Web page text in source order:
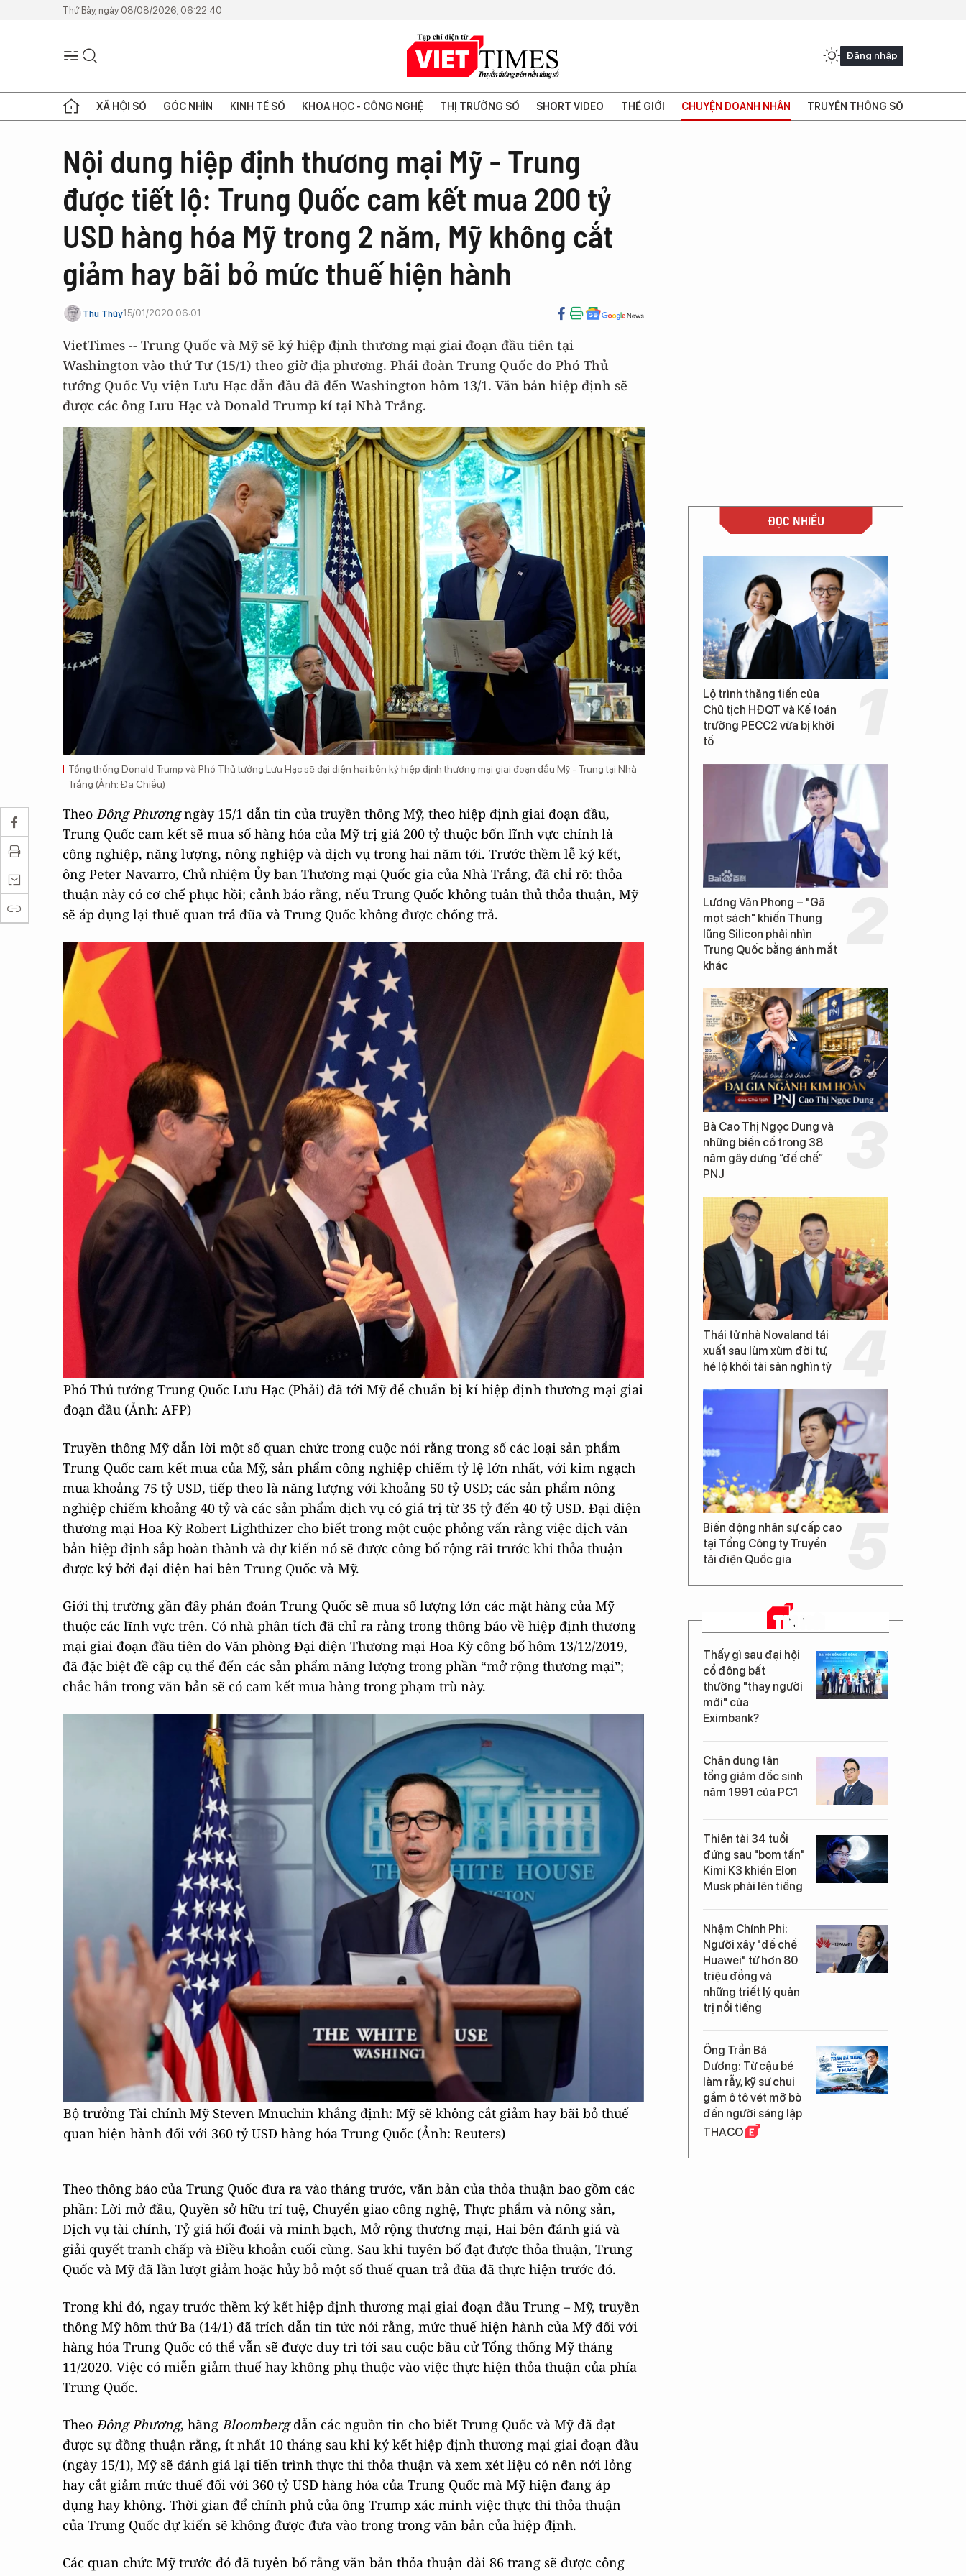
Thứ Bảy, ngày 08/08/2026, 06:22:40
Đăng nhập
XÃ HỘI SỐ GÓC NHÌN KINH TẾ SỐ KHOA HỌC - CÔNG NGHỆ THỊ TRƯỜNG SỐ SHORT VIDEO THẾ GIỚI CHUYỆN DOANH NHÂN TRUYỀN THÔNG SỐ
Nội dung hiệp định thương mại Mỹ - Trung
được tiết lộ: Trung Quốc cam kết mua 200 tỷ
USD hàng hóa Mỹ trong 2 năm, Mỹ không cắt
giảm hay bãi bỏ mức thuế hiện hành
Thu Thủy15/01/2020 06:01
VietTimes -- Trung Quốc và Mỹ sẽ ký hiệp định thương mại giai đoạn đầu tiên tại
Washington vào thứ Tư (15/1) theo giờ địa phương. Phái đoàn Trung Quốc do Phó Thủ
tướng Quốc Vụ viện Lưu Hạc dẫn đầu đã đến Washington hôm 13/1. Văn bản hiệp định sẽ
được các ông Lưu Hạc và Donald Trump kí tại Nhà Trắng.
Tổng thống Donald Trump và Phó Thủ tướng Lưu Hạc sẽ đại diện hai bên ký hiệp định thương mại giai đoạn đầu Mỹ - Trung tại Nhà
Trắng (Ảnh: Đa Chiều)
Theo Đông Phươngngày 15/1 dẫn tin của truyền thông Mỹ, theo hiệp định giai đoạn đầu,
Trung Quốc cam kết sẽ mua số hàng hóa của Mỹ trị giá 200 tỷ thuộc bốn lĩnh vực chính là
công nghiệp, năng lượng, nông nghiệp và dịch vụ trong hai năm tới. Trước thềm lễ ký kết,
ông Peter Navarro, Chủ nhiệm Ủy ban Thương mại Quốc gia của Nhà Trắng, đã chỉ rõ: thỏa
thuận này có cơ chế phục hồi; cảnh báo rằng, nếu Trung Quốc không tuân thủ thỏa thuận, Mỹ
sẽ áp dụng lại thuế quan trả đũa và Trung Quốc không được chống trả.
Phó Thủ tướng Trung Quốc Lưu Hạc (Phải) đã tới Mỹ để chuẩn bị kí hiệp định thương mại giai
đoạn đầu (Ảnh: AFP)
Truyền thông Mỹ dẫn lời một số quan chức trong cuộc nói rằng trong số các loại sản phẩm
Trung Quốc cam kết mua của Mỹ, sản phẩm công nghiệp chiếm tỷ lệ lớn nhất, với kim ngạch
mua khoảng 75 tỷ USD, tiếp theo là năng lượng với khoảng 50 tỷ USD; các sản phẩm nông
nghiệp chiếm khoảng 40 tỷ và các sản phẩm dịch vụ có giá trị từ 35 tỷ đến 40 tỷ USD. Đại diện
thương mại Hoa Kỳ Robert Lighthizer cho biết trong một cuộc phỏng vấn rằng việc dịch văn
bản hiệp định sắp hoàn thành và dự kiến nó sẽ được công bố rộng rãi trước khi thỏa thuận
được ký bởi đại diện hai bên Trung Quốc và Mỹ.
Giới thị trường gần đây phán đoán Trung Quốc sẽ mua số lượng lớn các mặt hàng của Mỹ
thuộc các lĩnh vực trên. Có nhà phân tích đã chỉ ra rằng trong thông báo về hiệp định thương
mại giai đoạn đầu tiên do Văn phòng Đại diện Thương mại Hoa Kỳ công bố hôm 13/12/2019,
đã đặc biệt đề cập cụ thể đến các sản phẩm năng lượng trong phần “mở rộng thương mại”;
chắc hẳn trong văn bản sẽ có cam kết mua hàng trong phạm trù này.
Bộ trưởng Tài chính Mỹ Steven Mnuchin khẳng định: Mỹ sẽ không cắt giảm hay bãi bỏ thuế
quan hiện hành đối với 360 tỷ USD hàng hóa Trung Quốc (Ảnh: Reuters)
Theo thông báo của Trung Quốc đưa ra vào tháng trước, văn bản của thỏa thuận bao gồm các
phần: Lời mở đầu, Quyền sở hữu trí tuệ, Chuyển giao công nghệ, Thực phẩm và nông sản,
Dịch vụ tài chính, Tỷ giá hối đoái và minh bạch, Mở rộng thương mại, Hai bên đánh giá và
giải quyết tranh chấp và Điều khoản cuối cùng. Sau khi tuyên bố đạt được thỏa thuận, Trung
Quốc và Mỹ đã lần lượt giảm hoặc hủy bỏ một số thuế quan trả đũa đã thực hiện trước đó.
Trong khi đó, ngay trước thềm ký kết hiệp định thương mại giai đoạn đầu Trung – Mỹ, truyền
thông Mỹ hôm thứ Ba (14/1) đã trích dẫn tin tức nói rằng, mức thuế hiện hành của Mỹ đối với
hàng hóa Trung Quốc có thể vẫn sẽ được duy trì tới sau cuộc bầu cử Tổng thống Mỹ tháng
11/2020. Việc có miễn giảm thuế hay không phụ thuộc vào việc thực hiện thỏa thuận của phía
Trung Quốc.
Theo Đông Phương, hãng Bloombergdẫn các nguồn tin cho biết Trung Quốc và Mỹ đã đạt
được sự đồng thuận rằng, ít nhất 10 tháng sau khi ký kết hiệp định thương mại giai đoạn đầu
(ngày 15/1), Mỹ sẽ đánh giá lại tiến trình thực thi thỏa thuận và xem xét liệu có nên nới lỏng
hay cắt giảm mức thuế đối với 360 tỷ USD hàng hóa của Trung Quốc mà Mỹ hiện đang áp
dụng hay không. Thời gian để chính phủ của ông Trump xác minh việc thực thi thỏa thuận
của Trung Quốc dự kiến sẽ không được đưa vào trong trong văn bản của hiệp định.
Các quan chức Mỹ trước đó đã tuyên bố rằng văn bản thỏa thuận dài 86 trang sẽ được công
ĐỌC NHIỀU
Lộ trình thăng tiến của
Chủ tịch HĐQT và Kế toán
trưởng PECC2 vừa bị khởi
tố
Lương Văn Phong – "Gã
mọt sách" khiến Thung
lũng Silicon phải nhìn
Trung Quốc bằng ánh mắt
khác
Bà Cao Thị Ngọc Dung và
những biến cố trong 38
năm gây dựng “đế chế”
PNJ
Thái tử nhà Novaland tái
xuất sau lùm xùm đời tư,
hé lộ khối tài sản nghìn tỷ
Biến động nhân sự cấp cao
tại Tổng Công ty Truyền
tải điện Quốc gia
TIN MỚI
Thấy gì sau đại hội
cổ đông bất
thường "thay người
mới" của
Eximbank?
Chân dung tân
tổng giám đốc sinh
năm 1991 của PC1
Thiên tài 34 tuổi
đứng sau "bom tấn"
Kimi K3 khiến Elon
Musk phải lên tiếng
Nhậm Chính Phi:
Người xây "đế chế
Huawei" từ hơn 80
triệu đồng và
những triết lý quản
trị nổi tiếng
Ông Trần Bá
Dương: Từ cậu bé
làm rẫy, kỹ sư chui
gầm ô tô vét mỡ bò
đến người sáng lập
THACO